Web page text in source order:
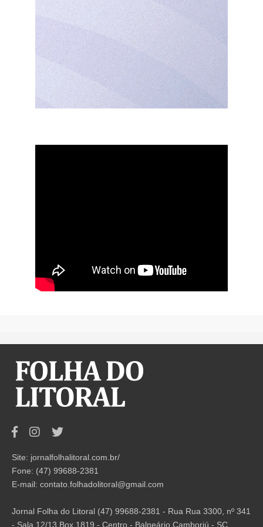
Site: jornalfolhalitoral.com.br/
Fone: (47) 99688-2381
E-mail: contato.folhadolitoral@gmail.com
Jornal Folha do Litoral (47) 99688-2381 - Rua Rua 3300, nº 341
- Sala 12/13 Box 1819 - Centro - Balneário Camboriú - SC